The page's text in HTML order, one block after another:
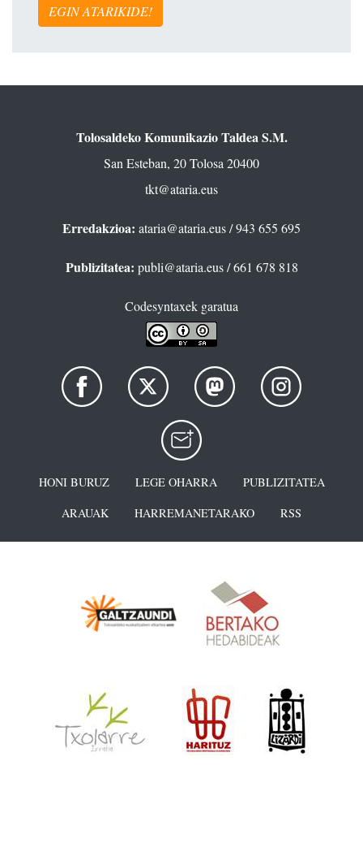
EGIN ATARIKIDE!
Tolosaldeko Komunikazio Taldea S.M.
San Esteban, 20 Tolosa 20400
tkt@ataria.eus
Erredakzioa: ataria@ataria.eus/ 943 655 695
Publizitatea: publi@ataria.eus/ 661 678 818
Codesyntaxek garatua
HONI BURUZ LEGE OHARRA
PUBLIZITATEA
ARAUAK
HARREMANETARAKO RSS